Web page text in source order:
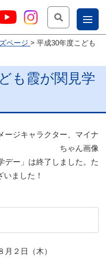
お
問
じょ
ー部
ページ
平成30年度こども
も霞が関見学
デー」は終了しました。た
ました！
、８月２日（木）